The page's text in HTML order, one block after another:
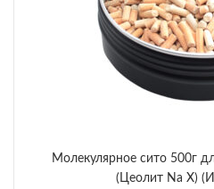
Молекулярное сито 500г
(Цеолит Na X)